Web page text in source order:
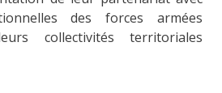
des forces armées
collectivités territoriales